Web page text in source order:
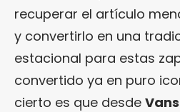
recuperar el artículo
y convertirlo en una
estacional para estas
convertido ya en puro
cierto es que desde Vans